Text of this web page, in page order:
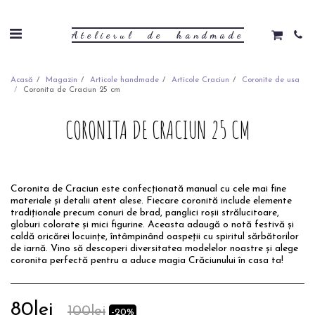
Atelierul de handmade
Acasă Magazin Articole handmade Articole Craciun
Coronite de usa
Coronita de Craciun 25 cm
CORONITA DE CRACIUN 25 CM
Coronita de Craciun este confecționată manual cu cele mai fine
materiale și detalii atent alese. Fiecare coronită include elemente
tradiționale precum conuri de brad, panglici roșii strălucitoare,
globuri colorate și mici figurine. Aceasta adaugă o notă festivă și
caldă oricărei locuințe, întâmpinând oaspeții cu spiritul sărbătorilor
de iarnă. Vino să descoperi diversitatea modelelor noastre și alege
coronita perfectă pentru a aduce magia Crăciunului în casa ta!
80lei 100lei -20%